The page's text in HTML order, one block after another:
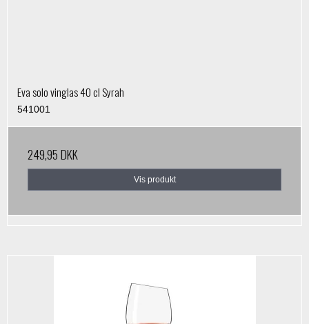
Eva solo vinglas 40 cl Syrah
541001
249,95 DKK
Vis produkt